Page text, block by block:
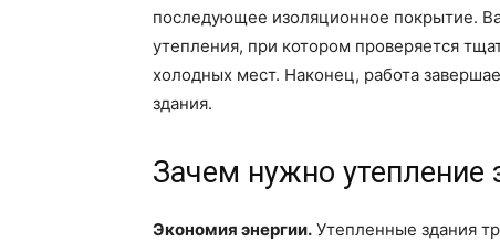
последующее изоляционное покрытие.
утепления, при котором проверяется
холодных мест. Наконец, работа
здания.
Зачем нужно утепление
Экономия энергии. Утепленные здания